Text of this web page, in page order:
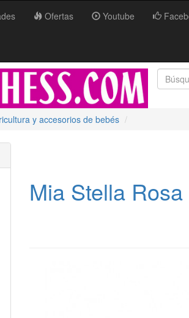
Ofertas Youtube
y accesorios de bebés
Mia Stella